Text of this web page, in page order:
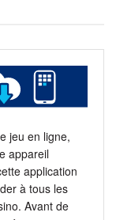
jeu en ligne,
appareil
application
à tous les
Avant de